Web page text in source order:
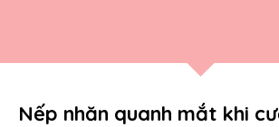
Nếp nhăn quanh mắt khi